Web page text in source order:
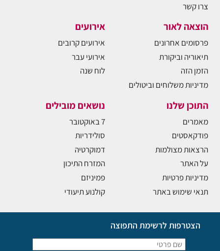
צרו קשר
הוצאה לאור
פרסומים אחרונים
תיאוריה וביקורת
הזמן הזה
מדיניות משלוחים וביטולים
אירועים
אירועים קרובים
אירועי עבר
לוח שנה
התוכן שלנו
מאמרים
פודקאסטים
הרצאות מצולמות
על האתר
מדיניות פרטיות
תנאי שימוש באתר
נושאים מובילים
7 באוקטובר
סולידריות
דמוקרטיה
המזרח התיכון
פמיניזם
קולנוע תיעודי
הצטרפות לרשימת התפוצה